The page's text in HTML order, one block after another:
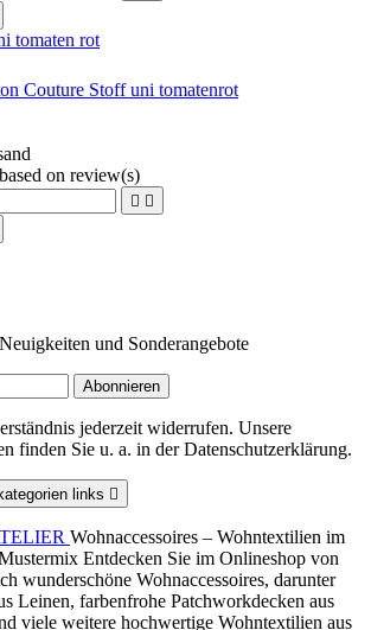
Couture Stoff uni tomatenrot
on review(s)
 
und Sonderangebote
jederzeit widerrufen. Unsere
finden Sie u. a. in der Datenschutzerklärung.
links 
Wohnaccessoires – Wohntextilien im
Entdecken Sie im Onlineshop von
wunderschöne Wohnaccessoires, darunter
Leinen, farbenfrohe Patchworkdecken aus
viele weitere hochwertige Wohntextilien aus